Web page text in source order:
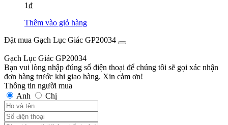
1₫
Thêm vào giỏ hàng
Đặt mua Gạch Lục Giác GP20034
Gạch Lục Giác GP20034
Bạn vui lòng nhập đúng số điện thoại để chúng tôi sẽ gọi xác nhận
đơn hàng trước khi giao hàng. Xin cảm ơn!
Thông tin người mua
Anh
Chị